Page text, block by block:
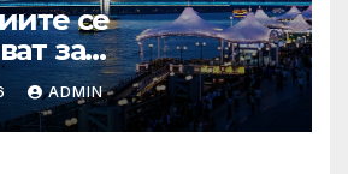
се
за
растеж на
и
сектор
ADMIN